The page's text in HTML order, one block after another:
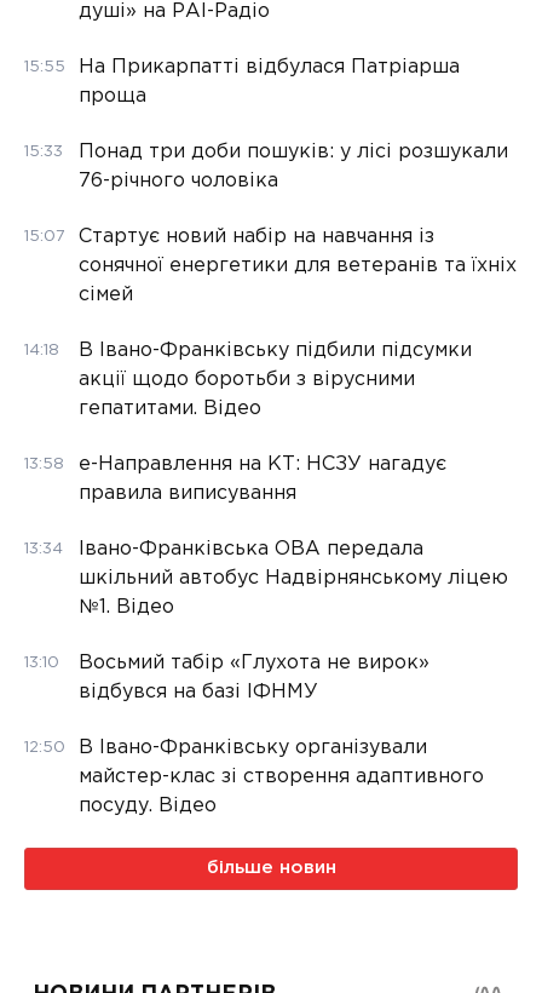
душі» на РАІ-Радіо
15:55
На Прикарпатті відбулася Патріарша
проща
15:33
Понад три доби пошуків: у лісі розшукали
76-річного чоловіка
15:07
Стартує новий набір на навчання із
сонячної енергетики для ветеранів та їхніх
сімей
14:18
В Івано-Франківську підбили підсумки
акції щодо боротьби з вірусними
гепатитами. Відео
13:58
е-Направлення на КТ: НСЗУ нагадує
правила виписування
13:34
Івано-Франківська ОВА передала
шкільний автобус Надвірнянському ліцею
№1. Відео
13:10
Восьмий табір «Глухота не вирок»
відбувся на базі ІФНМУ
12:50
В Івано-Франківську організували
майстер-клас зі створення адаптивного
посуду. Відео
більше новин